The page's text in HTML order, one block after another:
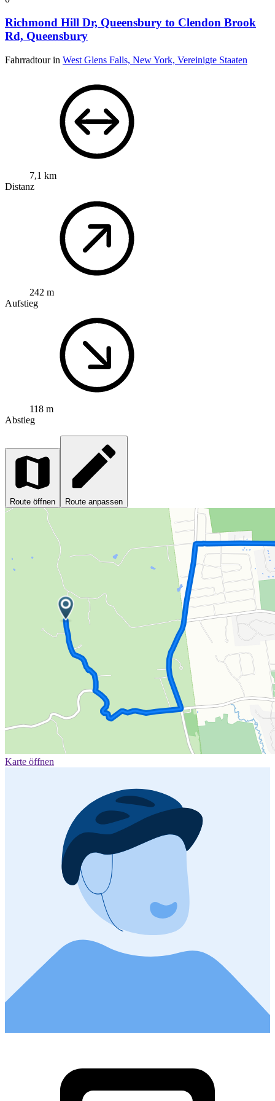
Richmond Hill Dr, Queensbury to Clendon Brook
Rd, Queensbury
Fahrradtour in West Glens Falls, New York, Vereinigte Staaten
7,1 km
Distanz
242 m
Aufstieg
118 m
Abstieg
Route öffnen Route anpassen
Karte öffnen